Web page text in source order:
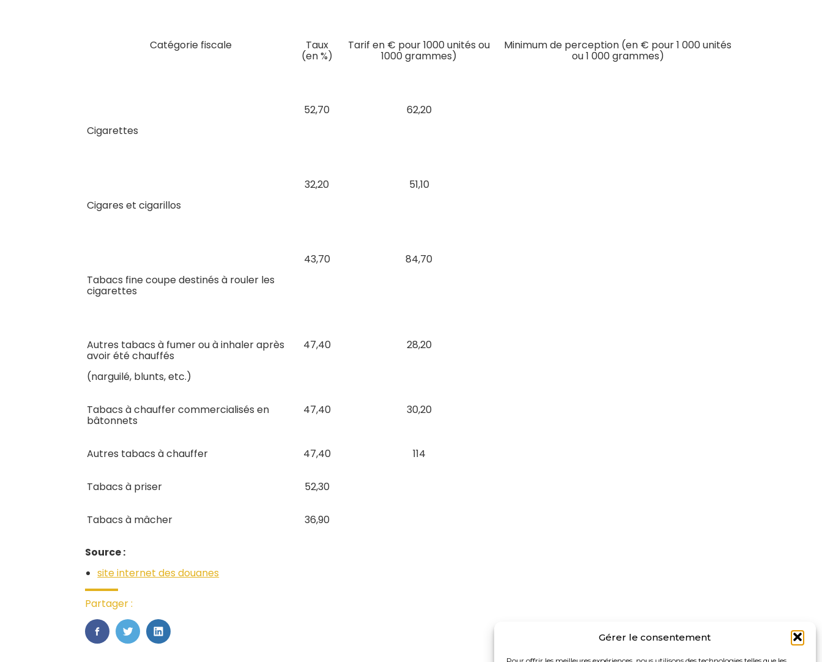
Gérer le consentement
Catégorie fiscale Taux
(en %)
Tarif en € pour 1000 unités ou
1000 grammes)
Minimum de perception (en € pour 1 000 unités
ou 1 000 grammes)
Cigarettes
52,70 62,20
Cigares et cigarillos
32,20 51,10
Tabacs fine coupe destinés à rouler les
cigarettes
43,70 84,70
Autres tabacs à fumer ou à inhaler après
avoir été chauffés
(narguilé, blunts, etc.)
47,40 28,20
Tabacs à chauffer commercialisés en
bâtonnets
47,40 30,20
Autres tabacs à chauffer 47,40 114
Tabacs à priser 52,30
Tabacs à mâcher 36,90
Source :
site internet des douanes
Partager :
FaceBook
TwitterLinkedIn